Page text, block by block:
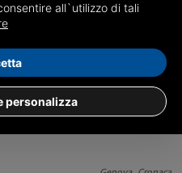
il cadavere di una donna
Giuliano. Al momento non è nota
all`utilizzo di tali
personalizza